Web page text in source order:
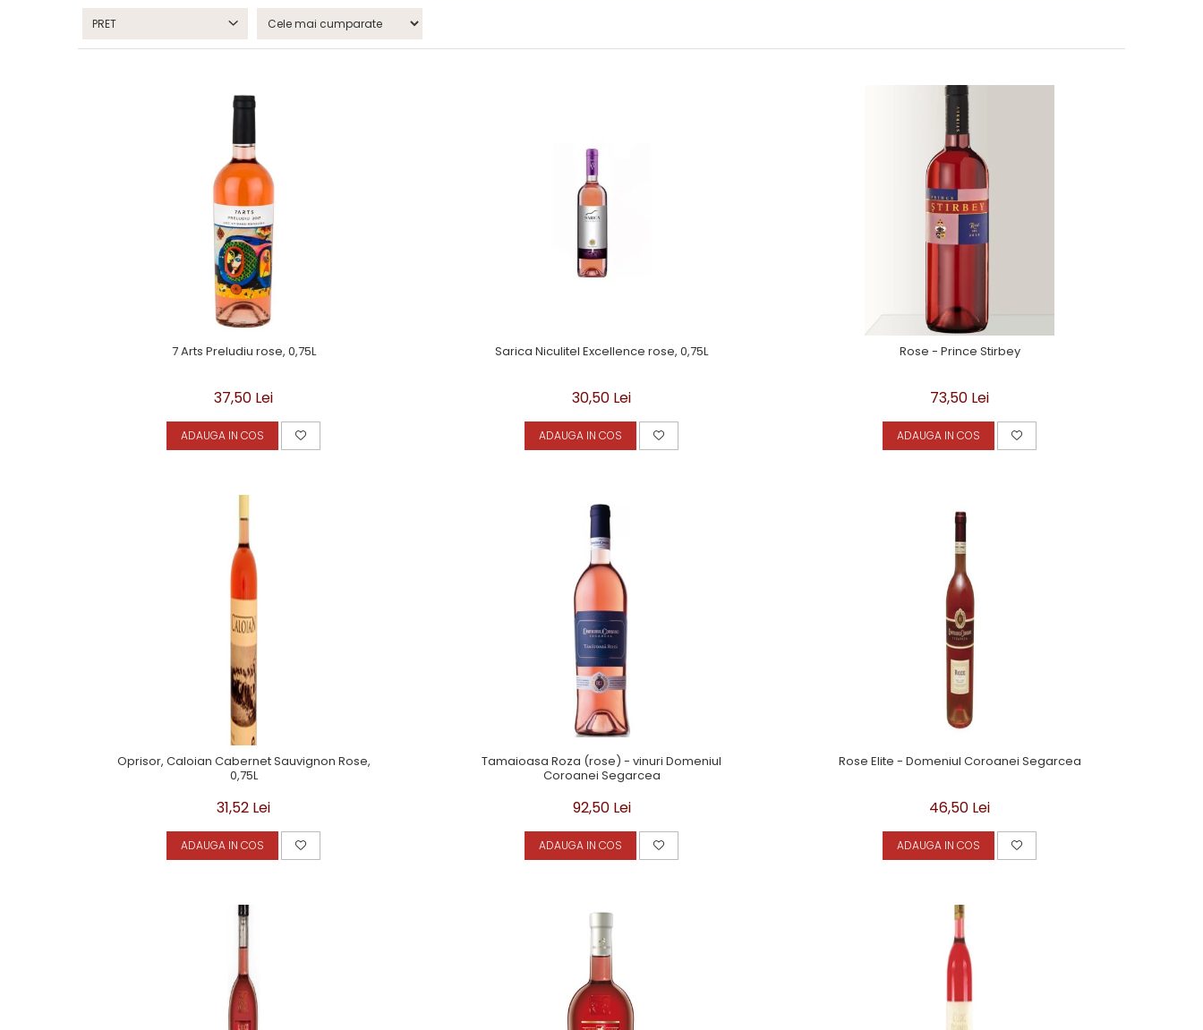
PRET
7 Arts Preludiu rose, 0,75L
37,50 Lei
ADAUGA IN COS
Sarica Niculitel Excellence rose, 0,75L
30,50 Lei
ADAUGA IN COS
Rose - Prince Stirbey
73,50 Lei
ADAUGA IN COS
Oprisor, Caloian Cabernet Sauvignon Rose,
0,75L
31,52 Lei
ADAUGA IN COS
Tamaioasa Roza (rose) - vinuri Domeniul
Coroanei Segarcea
92,50 Lei
ADAUGA IN COS
Rose Elite - Domeniul Coroanei Segarcea
46,50 Lei
ADAUGA IN COS